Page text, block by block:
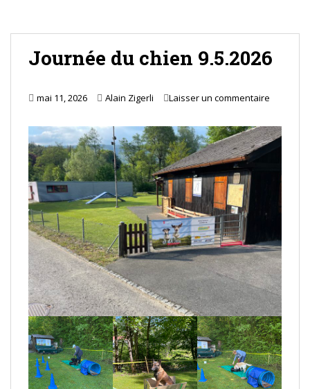
Journée du chien 9.5.2026
mai 11, 2026 Alain Zigerli Laisser un commentaire